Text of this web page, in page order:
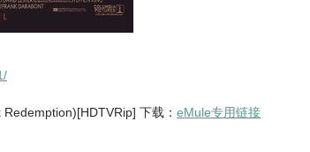
下载： eMule专用链接